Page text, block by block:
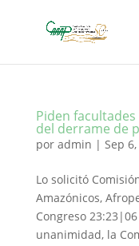
Piden
del derrame de
por admin | Sep
Lo solicitó
Amazónicos,
Congreso
unanimidad, la